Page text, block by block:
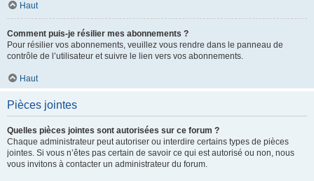
Haut
Comment puis-je résilier mes abonnements ?
Pour résilier vos abonnements, veuillez vous rendre dans le panneau de
contrôle de l’utilisateur et suivre le lien vers vos abonnements.
Haut
Pièces jointes
Quelles pièces jointes sont autorisées sur ce forum ?
Chaque administrateur peut autoriser ou interdire certains types de pièces
jointes. Si vous n’êtes pas certain de savoir ce qui est autorisé ou non, nous
vous invitons à contacter un administrateur du forum.